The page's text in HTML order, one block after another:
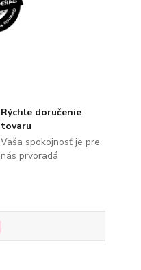
Rýchle doručenie
tovaru
Vaša spokojnosť je pre
nás prvoradá